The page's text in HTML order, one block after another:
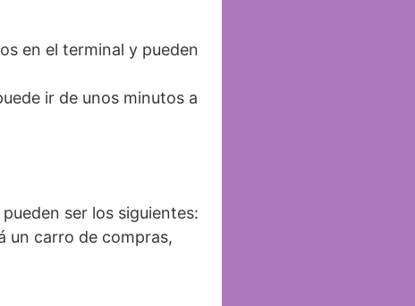
en el terminal y pueden
ir de unos minutos a
ser los siguientes:
un carro de compras,